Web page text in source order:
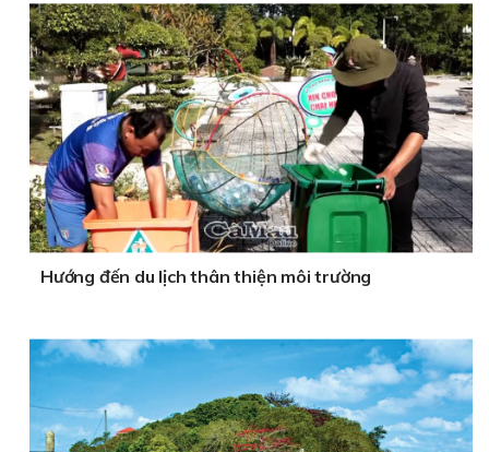
Hướng đến du lịch thân thiện môi trường